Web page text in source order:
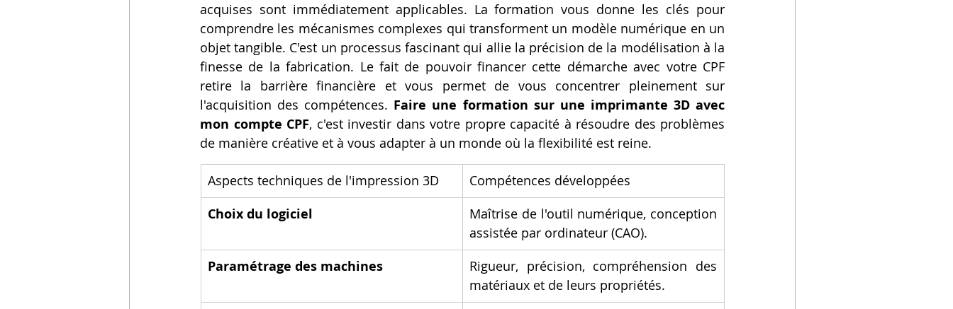
acquises sont immédiatement applicables. La formation vous donne les clés pour
comprendre les mécanismes complexes qui transforment un modèle numérique en un
objet tangible. C'est un processus fascinant qui allie la précision de la modélisation à la
finesse de la fabrication. Le fait de pouvoir financer cette démarche avec votre CPF
retire la barrière financière et vous permet de vous concentrer pleinement sur
l'acquisition des compétences. Faire une formation sur une imprimante 3D avec
mon compte CPF, c'est investir dans votre propre capacité à résoudre des problèmes
de manière créative et à vous adapter à un monde où la flexibilité est reine.
Aspects techniques de l'impression 3D Compétences développées
Choix du logiciel
Maîtrise de l'outil numérique, conception
assistée par ordinateur (CAO).
Paramétrage des machines
Rigueur, précision, compréhension des
matériaux et de leurs propriétés.